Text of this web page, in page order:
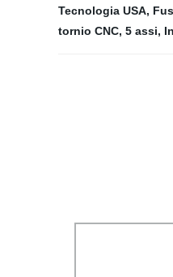
Tecnologia USA,
tornio CNC, 5 assi,